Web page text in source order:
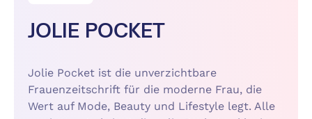
JOLIE POCKET
Jolie Pocket ist die unverzichtbare
Frauenzeitschrift für die moderne Frau, die
Wert auf Mode, Beauty und Lifestyle legt. Alle